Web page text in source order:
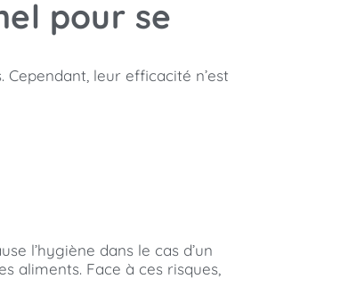
pour se
leur efficacité n’est
l’hygiène dans le cas d’un
aliments. Face à ces risques,